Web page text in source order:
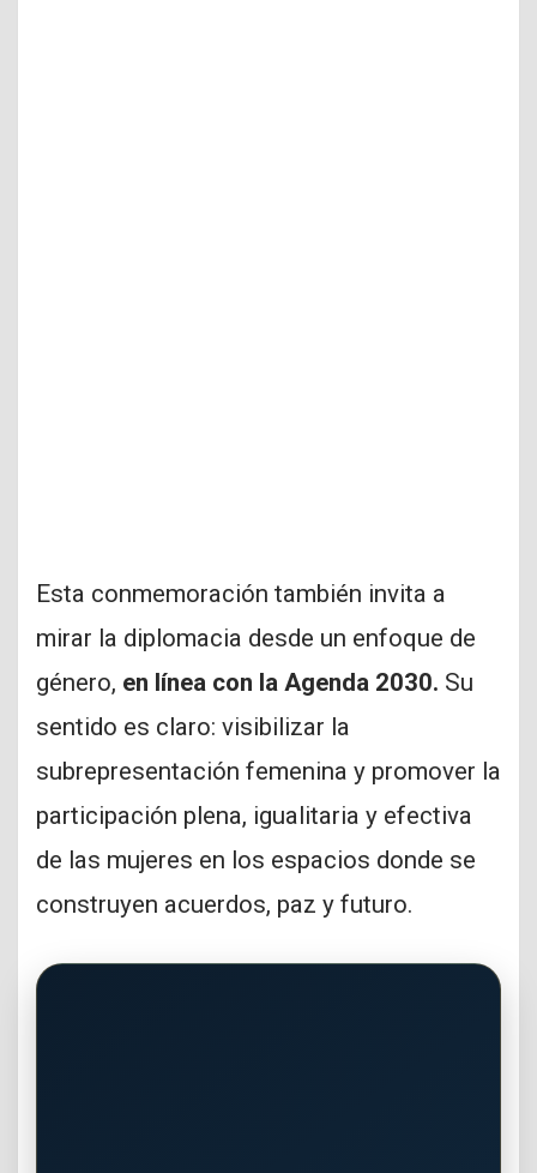
Esta conmemoración también invita a
mirar la diplomacia desde un enfoque de
género, en línea con la Agenda 2030. Su
sentido es claro: visibilizar la
subrepresentación femenina y promover la
participación plena, igualitaria y efectiva
de las mujeres en los espacios donde se
construyen acuerdos, paz y futuro.